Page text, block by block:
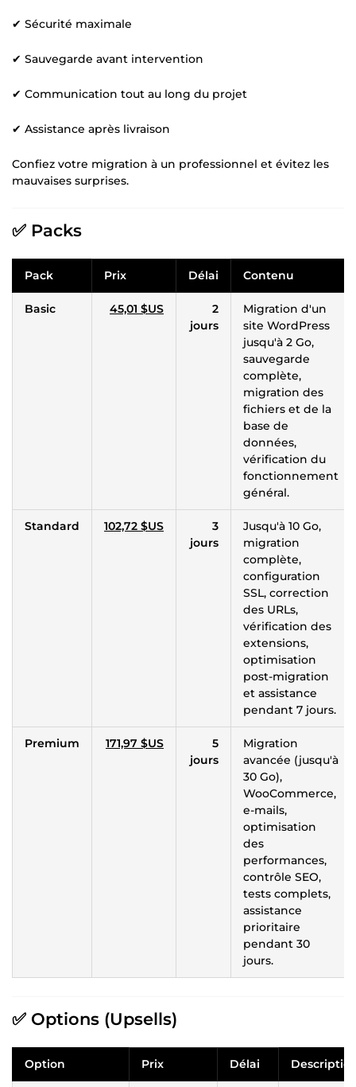
✔ Sécurité maximale
✔ Sauvegarde avant intervention
✔ Communication tout au long du projet
✔ Assistance après livraison
Confiez votre migration à un professionnel et évitez les
mauvaises surprises.
✅ Packs
Pack Prix Délai Contenu
Basic 45,01 $US
2
jours
Migration d'un
site WordPress
jusqu'à 2 Go,
sauvegarde
complète,
migration des
fichiers et de la
base de
données,
vérification du
fonctionnement
général.
Standard 102,72 $US
3
jours
Jusqu'à 10 Go,
migration
complète,
configuration
SSL, correction
des URLs,
vérification des
extensions,
optimisation
post-migration
et assistance
pendant 7 jours.
Premium 171,97 $US
5
jours
Migration
avancée (jusqu'à
30 Go),
WooCommerce,
e-mails,
optimisation
des
performances,
contrôle SEO,
tests complets,
assistance
prioritaire
pendant 30
jours.
✅ Options (Upsells)
Option Prix Délai